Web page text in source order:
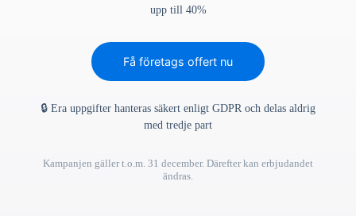
upp till 40%
Få företags offert nu
🔒 Era uppgifter hanteras säkert enligt GDPR och delas aldrig
med tredje part
Kampanjen gäller t.o.m. 31 december. Därefter kan erbjudandet
ändras.